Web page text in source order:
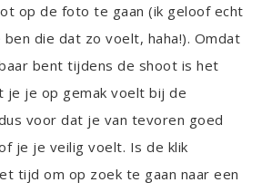
op de foto te gaan (ik geloof echt
die dat zo voelt, haha!). Omdat
bent tijdens de shoot is het
je je op gemak voelt bij de
voor dat je van tevoren goed
je je veilig voelt. Is de klik
tijd om op zoek te gaan naar een